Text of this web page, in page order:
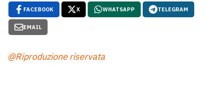
FACEBOOK X WHATSAPP TELEGRAM
EMAIL
@Riproduzione riservata